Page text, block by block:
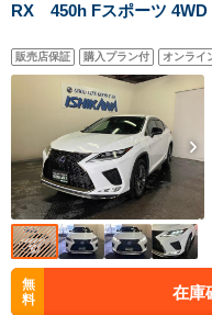
RX 450h Fスポーツ 4WD
販売店保証 購入プラン付 オンライ
無
料
在庫